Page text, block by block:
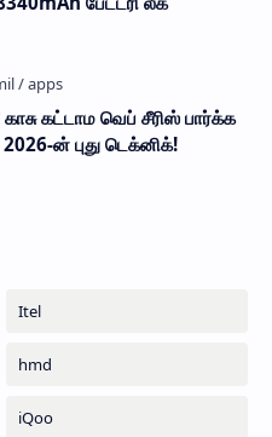
கட்டாம வெப் சீரிஸ் பார்க்க
ன் புது டெக்னிக்!